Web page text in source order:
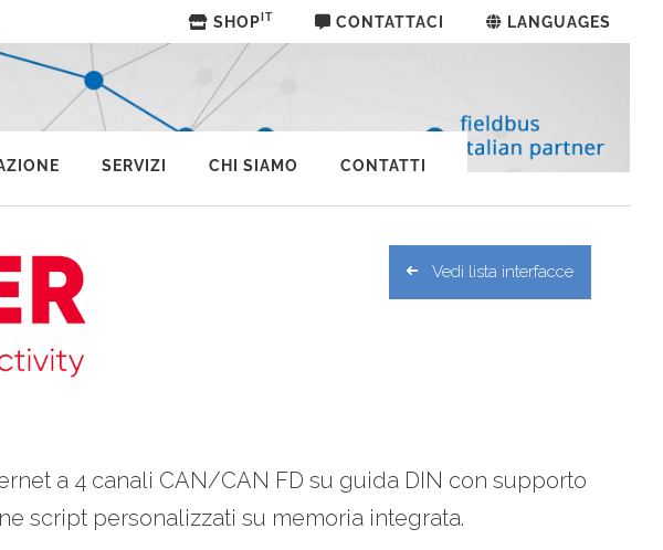
SHOP IT CONTATTACI LANGUAGES
SERVIZI CHI SIAMO CONTATTI
Vedi lista interfacce
a 4 canali CAN/CAN FD su guida DIN con supporto
script personalizzati su memoria integrata.